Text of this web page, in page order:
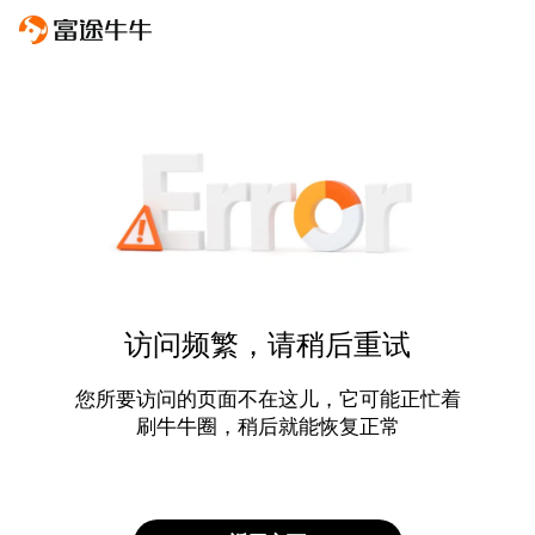
访问频繁，请稍后重试
您所要访问的页面不在这儿，它可能正忙着
刷牛牛圈，稍后就能恢复正常